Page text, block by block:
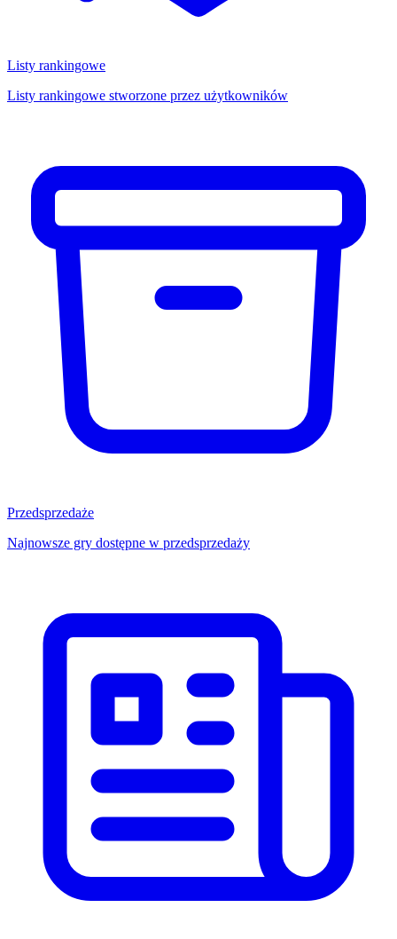
Listy rankingowe
Listy rankingowe stworzone przez użytkowników
Przedsprzedaże
Najnowsze gry dostępne w przedsprzedaży